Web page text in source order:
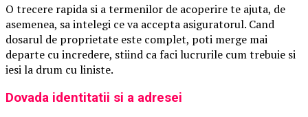
O trecere rapida si a termenilor de acoperire te ajuta, de
asemenea, sa intelegi ce va accepta asiguratorul. Cand
dosarul de proprietate este complet, poti merge mai
departe cu incredere, stiind ca faci lucrurile cum trebuie si
iesi la drum cu liniste.
Dovada identitatii si a adresei